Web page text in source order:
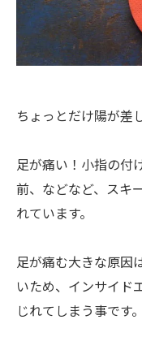
ちょっとだけ陽が差
足が痛い！小指の付
前、などなど、スキ
れています。
足が痛む大きな原因
いため、インサイド
じれてしまう事です。